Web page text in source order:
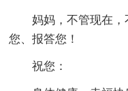
妈妈，不管现在
您、报答您！
祝您：